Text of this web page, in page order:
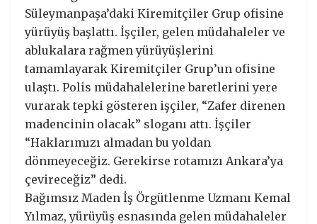
Süleymanpaşa’daki Kiremitçiler Grup ofisine
yürüyüş başlattı. İşçiler, gelen müdahaleler ve
ablukalara rağmen yürüyüşlerini
tamamlayarak Kiremitçiler Grup’un ofisine
ulaştı. Polis müdahalelerine baretlerini yere
vurarak tepki gösteren işçiler, “Zafer direnen
madencinin olacak” sloganı attı. İşçiler
“Haklarımızı almadan bu yoldan
dönmeyeceğiz. Gerekirse rotamızı Ankara’ya
çevireceğiz” dedi.
Bağımsız Maden İş Örgütlenme Uzmanı Kemal
Yılmaz, yürüyüş esnasında gelen müdahaleler